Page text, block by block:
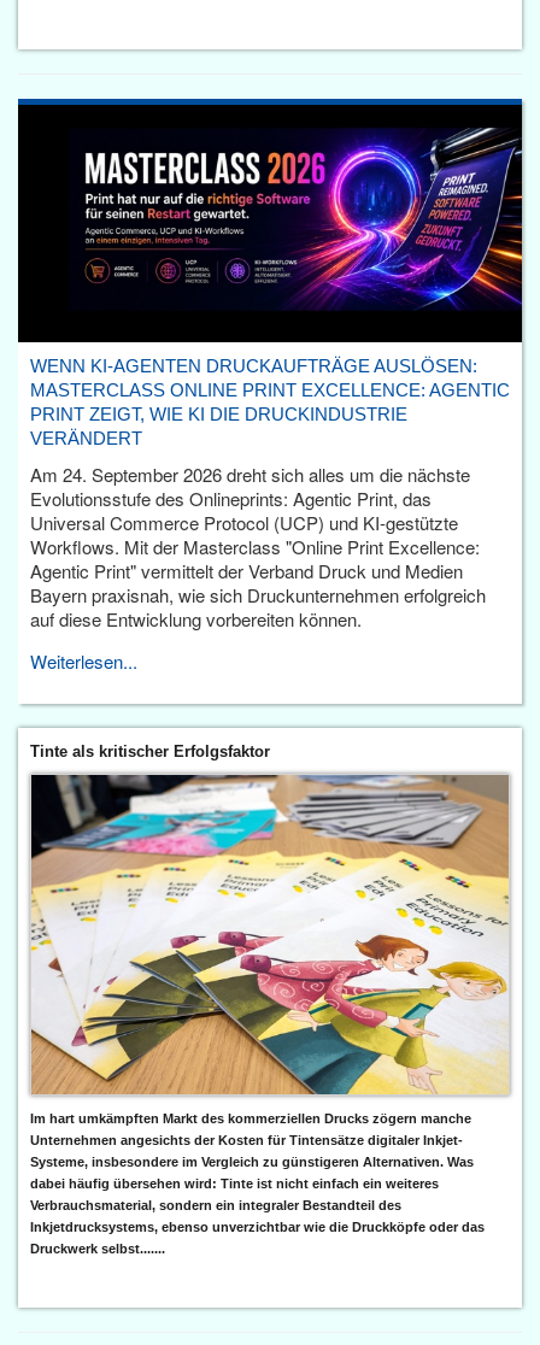
WENN KI-AGENTEN DRUCKAUFTRÄGE AUSLÖSEN:
MASTERCLASS ONLINE PRINT EXCELLENCE: AGENTIC
PRINT ZEIGT, WIE KI DIE DRUCKINDUSTRIE
VERÄNDERT
Am 24. September 2026 dreht sich alles um die nächste
Evolutionsstufe des Onlineprints: Agentic Print, das
Universal Commerce Protocol (UCP) und KI-gestützte
Workflows. Mit der Masterclass "Online Print Excellence:
Agentic Print" vermittelt der Verband Druck und Medien
Bayern praxisnah, wie sich Druckunternehmen erfolgreich
auf diese Entwicklung vorbereiten können.
Weiterlesen...
Tinte als kritischer Erfolgsfaktor
Im hart umkämpften Markt des kommerziellen Drucks zögern manche
Unternehmen angesichts der Kosten für Tintensätze digitaler Inkjet-
Systeme, insbesondere im Vergleich zu günstigeren Alternativen. Was
dabei häufig übersehen wird: Tinte ist nicht einfach ein weiteres
Verbrauchsmaterial, sondern ein integraler Bestandteil des
Inkjetdrucksystems, ebenso unverzichtbar wie die Druckköpfe oder das
Druckwerk selbst.......